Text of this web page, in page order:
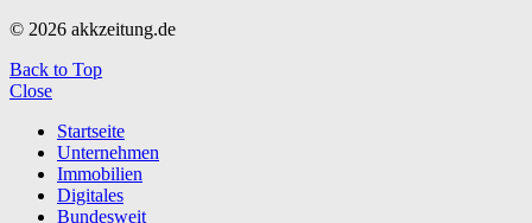
© 2026 akkzeitung.de
Back to Top
Close
Startseite
Unternehmen
Immobilien
Digitales
Bundesweit